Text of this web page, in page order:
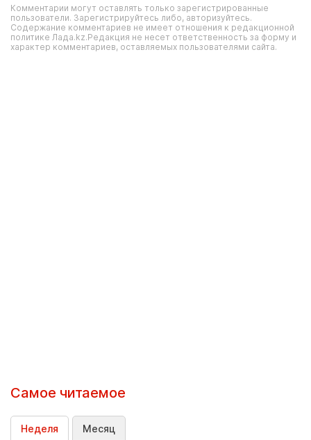
Комментарии могут оставлять только зарегистрированные
пользователи. Зарегистрируйтесь либо, авторизуйтесь.
Содержание комментариев не имеет отношения к редакционной
политике Лада.kz.Редакция не несет ответственность за форму и
характер комментариев, оставляемых пользователями сайта.
Самое читаемое
Неделя Месяц